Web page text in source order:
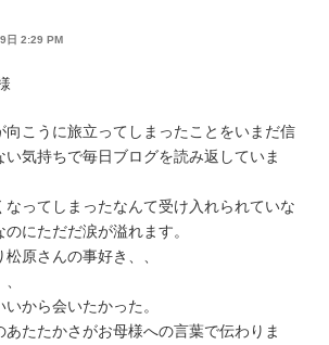
日 2:29 PM
向こうに旅立ってしまったことをいまだ信
い気持ちで毎日ブログを読み返していま
なってしまったなんて受け入れられていな
のにただだ涙が溢れます。
松原さんの事好き、、
いから会いたかった。
あたたかさがお母様への言葉で伝わりま